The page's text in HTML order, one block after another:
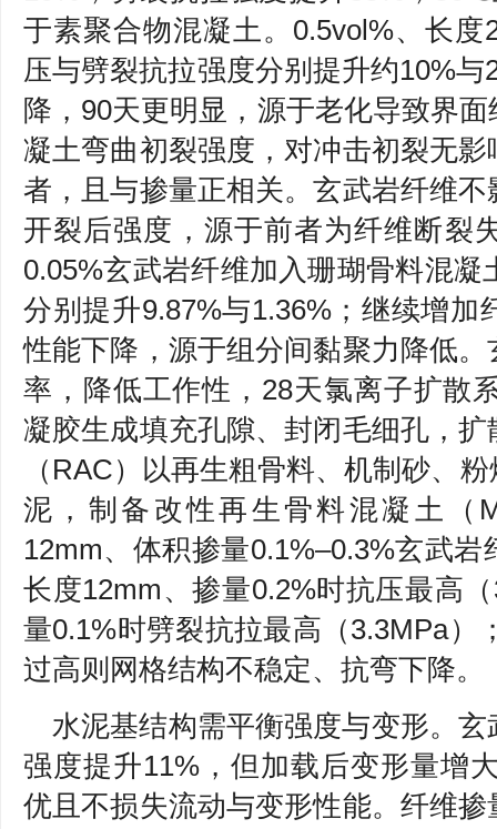
于素聚合物混凝土。0.5vol%、长
压与劈裂抗拉强度分别提升约10%
降，90天更明显，源于老化导致界
凝土弯曲初裂强度，对冲击初裂无
者，且与掺量正相关。玄武岩纤维
开裂后强度，源于前者为纤维断裂
0.05%玄武岩纤维加入珊瑚骨料混
分别提升9.87%与1.36%；继续增
性能下降，源于组分间黏聚力降低
率，降低工作性，28天氯离子扩散
凝胶生成填充孔隙、封闭毛细孔，
（RAC）以再生粗骨料、机制砂、
泥，制备改性再生骨料混凝土（
12mm、体积掺量0.1%–0.3%玄武
长度12mm、掺量0.2%时抗压最高
量0.1%时劈裂抗拉最高（3.3MPa）
过高则网格结构不稳定、抗弯下降。
水泥基结构需平衡强度与变形。
强度提升11%，但加载后变形量增
优且不损失流动与变形性能。纤维